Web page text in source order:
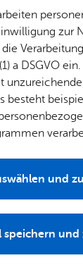
Bil­
dung
& Be­
treu­
ung
Potz­
be­
treu­
ung
Schu­
len
zur
a DSGVO
besteht
speichern und
und